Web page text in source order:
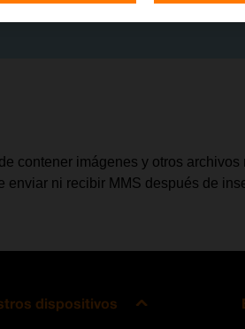
contener imágenes y otros archivos
ni recibir MMS después de
dispositivos